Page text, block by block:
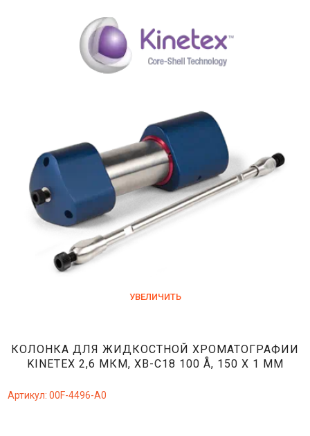
УВЕЛИЧИТЬ
КОЛОНКА ДЛЯ ЖИДКОСТНОЙ ХРОМАТОГРАФИИ
KINETEX 2,6 МКМ, XB-C18 100 Å, 150 X 1 ММ
Артикул:00F-4496-A0